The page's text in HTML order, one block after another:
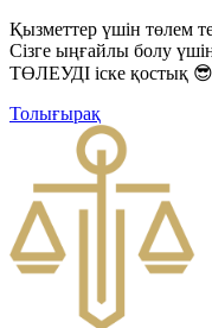
Қызметтер үшін төлем
Сізге ыңғайлы болу
ТӨЛЕУДІ іске қостық 😎
Толығырақ